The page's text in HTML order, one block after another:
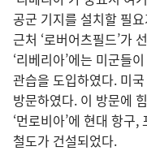
공군 기지를 설치할 필요
근처 ‘로버어츠필드’가
‘리베리아’에는 미군들
관습을 도입하였다. 미국
방문하였다. 이 방문에
‘먼로비아’에 현대 항구
철도가 건설되었다.